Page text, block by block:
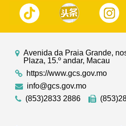
Avenida da Praia Grande,
Plaza, 15.º andar, Macau
https://www.gcs.gov.mo
info@gcs.gov.mo
(853)2833 2886